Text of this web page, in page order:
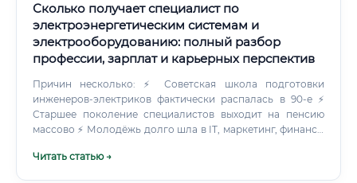
Сколько получает специалист по
электроэнергетическим системам и
электрооборудованию: полный разбор
профессии, зарплат и карьерных перспектив
Причин несколько: ⚡ Советская школа подготовки
инженеров-электриков фактически распалась в 90-е ⚡
Старшее поколение специалистов выходит на пенсию
массово ⚡ Молодёжь долго шла в IT, маркетинг, финансы
энергетика активно развиваются, строятся новые
Читать статью →